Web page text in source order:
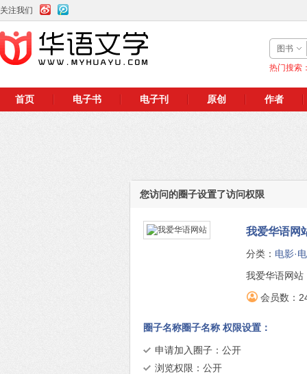
关注我们
图书
热门搜索
首页 电子书 电子刊 原创 作者
您访问的圈子设置了访问权限
我爱华语网
分类： 电影·
我爱华语网站
会员数：
圈子名称圈子名称 权限设置：
申请加入圈子：公开
浏览权限：公开